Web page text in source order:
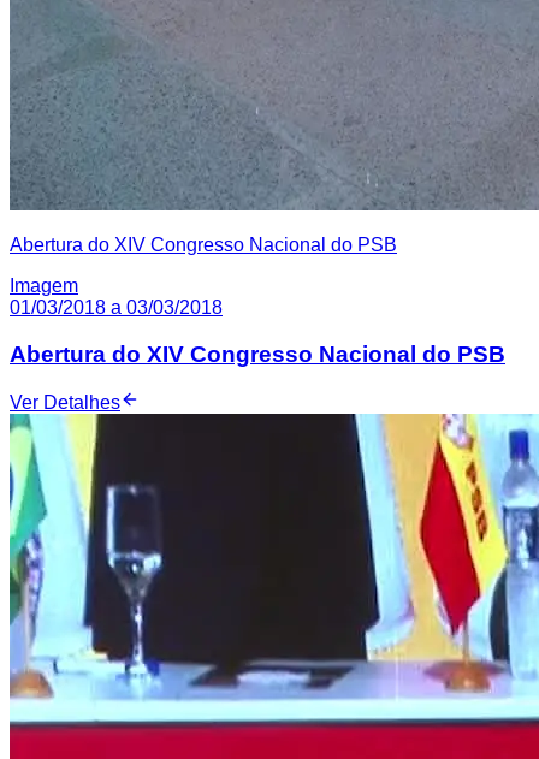
Abertura do XIV Congresso Nacional do PSB
Imagem
01/03/2018 a 03/03/2018
Abertura do XIV Congresso Nacional do PSB
Ver Detalhes